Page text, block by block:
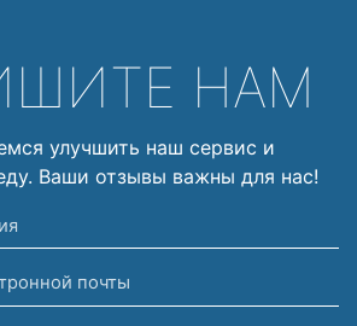
НАМ
улучшить наш сервис и
Ваши отзывы важны для нас!